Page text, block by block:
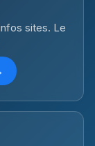
sites. Le